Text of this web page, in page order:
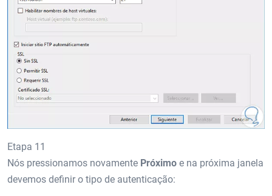
Etapa 11
Nós pressionamos novamente Próximo e na próxima janela
devemos definir o tipo de autenticação: